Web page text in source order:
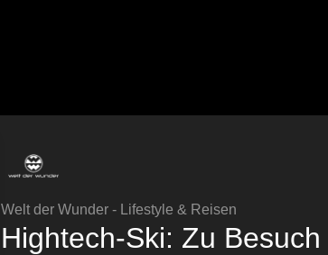
Welt der Wunder - Lifestyle & Reisen
Hightech-Ski: Zu